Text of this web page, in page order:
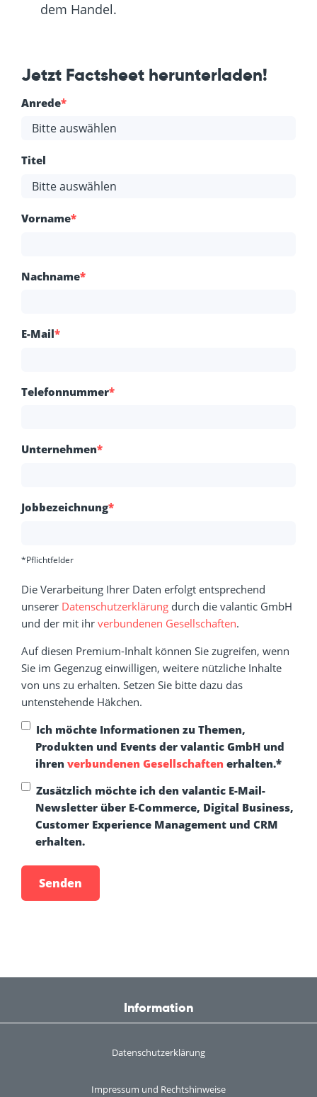
dem Handel.
Jetzt Factsheet herunterladen!
Anrede*
Titel
Vorname*
Nachname*
E-Mail*
Telefonnummer*
Unternehmen*
Jobbezeichnung*
*Pflichtfelder
Die Verarbeitung Ihrer Daten erfolgt entsprechend
unserer Datenschutzerklärung durch die valantic GmbH
und der mit ihr verbundenen Gesellschaften.
Auf diesen Premium-Inhalt können Sie zugreifen, wenn
Sie im Gegenzug einwilligen, weitere nützliche Inhalte
von uns zu erhalten. Setzen Sie bitte dazu das
untenstehende Häkchen.
Ich möchte Informationen zu Themen,
Produkten und Events der valantic GmbH und
ihren verbundenen Gesellschaften erhalten.*
Zusätzlich möchte ich den valantic E-Mail-
Newsletter über E-Commerce, Digital Business,
Customer Experience Management und CRM
erhalten.
Information
Datenschutzerklärung
Impressum und Rechtshinweise